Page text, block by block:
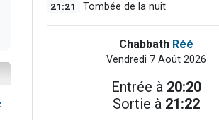
21:21 Tombée de la nuit
Chabbath Réé
Vendredi 7 Août 2026
Entrée à 20:20
Sortie à 21:22